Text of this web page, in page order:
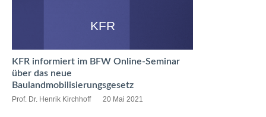
KFR
KFR informiert im BFW Online-Seminar
über das neue
Baulandmobilisierungsgesetz
Prof. Dr. Henrik Kirchhoff 20 Mai 2021